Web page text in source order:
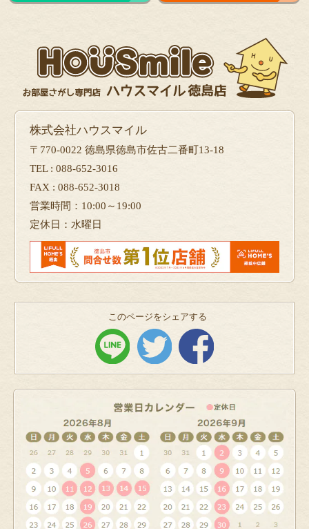
株式会社ハウスマイル
〒770-0022 徳島県徳島市佐古二番町13-18
TEL : 088-652-3016
FAX : 088-652-3018
営業時間：10:00～19:00
定休日：水曜日
このページをシェアする